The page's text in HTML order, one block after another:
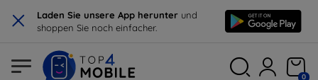
× Laden Sie unsere App herunter und
shoppen Sie noch einfacher.
0